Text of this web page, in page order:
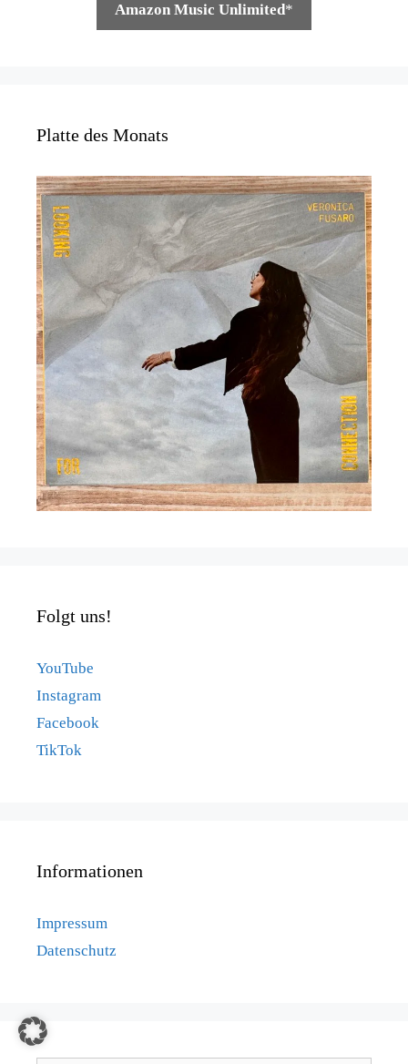
Amazon Music Unlimited*
Platte des Monats
Folgt uns!
YouTube
Instagram
Facebook
TikTok
Informationen
Impressum
Datenschutz